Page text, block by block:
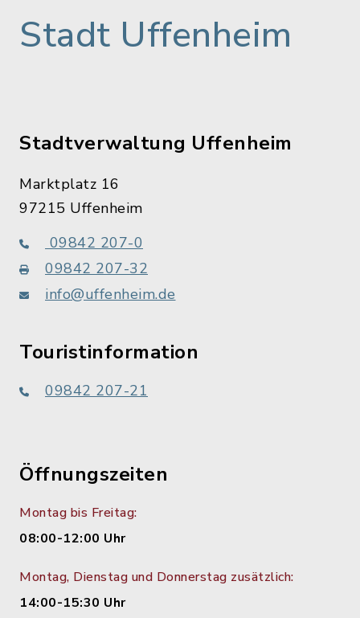
Stadt Uffenheim
Stadtverwaltung Uffenheim
Marktplatz 16
97215 Uffenheim
09842 207-0
09842 207-32
info@uffenheim.de
Touristinformation
09842 207-21
Öffnungszeiten
Montag bis Freitag:
08:00-12:00 Uhr
Montag, Dienstag und Donnerstag zusätzlich:
14:00-15:30 Uhr